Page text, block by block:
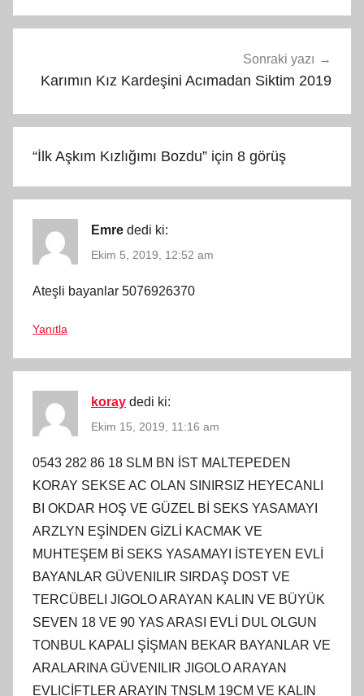
Sonraki yazı
Karımın Kız Kardeşini Acımadan Siktim 2019
“İlk Aşkım Kızlığımı Bozdu” için 8 görüş
Emre dedi ki:
Ekim 5, 2019, 12:52 am
Ateşli bayanlar 5076926370
Yanıtla
koray dedi ki:
Ekim 15, 2019, 11:16 am
0543 282 86 18 SLM BN İST MALTEPEDEN
KORAY SEKSE AC OLAN SINIRSIZ HEYECANLI
BI OKDAR HOŞ VE GÜZEL Bİ SEKS YASAMAYI
ARZLYN EŞİNDEN GİZLİ KACMAK VE
MUHTEŞEM Bİ SEKS YASAMAYI İSTEYEN EVLİ
BAYANLAR GÜVENILIR SIRDAŞ DOST VE
TERCÜBELI JIGOLO ARAYAN KALIN VE BÜYÜK
SEVEN 18 VE 90 YAS ARASI EVLİ DUL OLGUN
TONBUL KAPALI ŞİŞMAN BEKAR BAYANLAR VE
ARALARINA GÜVENILIR JIGOLO ARAYAN
EVLICİFTLER ARAYIN TNŞLM 19CM VE KALIN